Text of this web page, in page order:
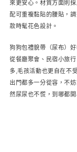
來更安心。材質方面則
配可重複黏貼的腰貼，
款時髦花色設計。
狗狗包禮貌帶（尿布）
從餐廳聚會、民宿小旅
多,毛孩活動也更自在不
出門都多一分從容，不
然尿尿也不慌，到哪都開